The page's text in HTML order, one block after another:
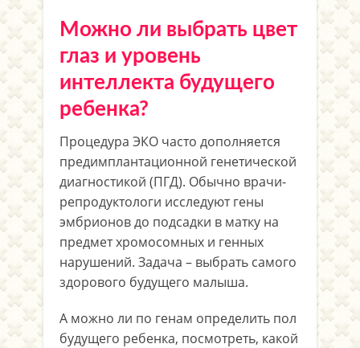
Можно ли выбрать цвет
глаз и уровень
интеллекта будущего
ребенка?
Процедура ЭКО часто дополняется
предимплантационной генетической
диагностикой (ПГД). Обычно врачи-
репродуктологи исследуют гены
эмбрионов до подсадки в матку на
предмет хромосомных и генных
нарушений. Задача – выбрать самого
здорового будущего малыша.
А можно ли по генам определить пол
будущего ребенка, посмотреть, какой